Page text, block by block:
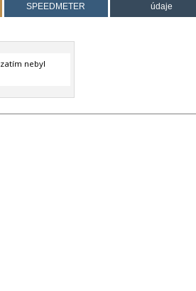
SPEEDMETER
údaje
zatím nebyl